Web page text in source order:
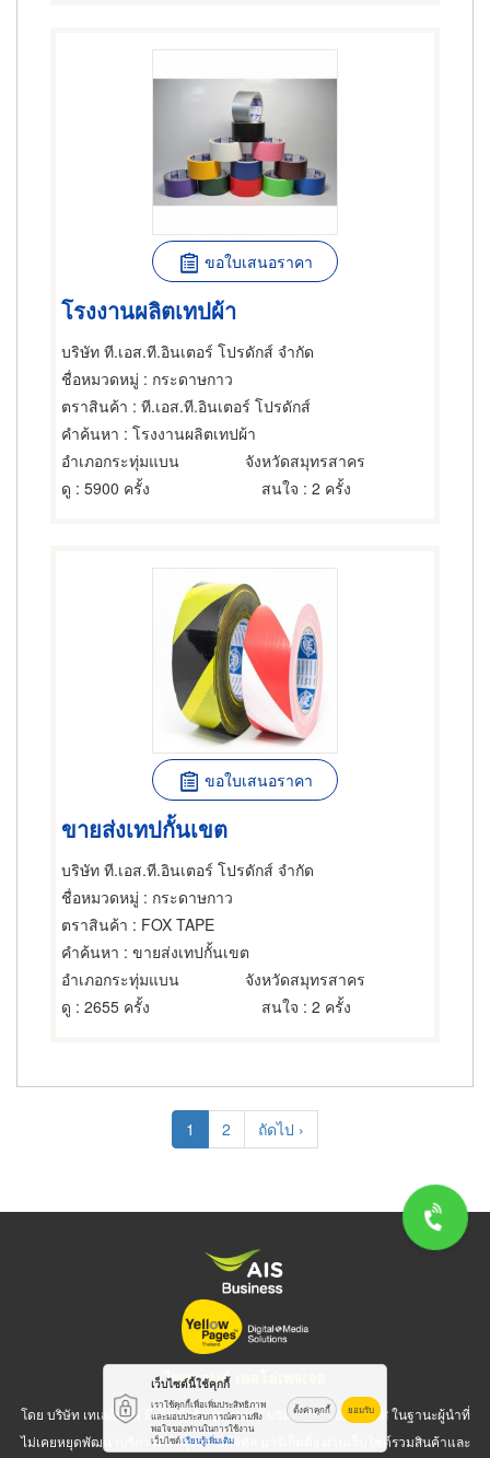
ขอใบเสนอราคา
โรงงานผลิตเทปผ้า
บริษัท ที.เอส.ที.อินเตอร์ โปรดักส์ จำกัด
ชื่อหมวดหมู่ : กระดาษกาว
ตราสินค้า : ที.เอส.ที.อินเตอร์ โปรดักส์
คำค้นหา : โรงงานผลิตเทปผ้า
อำเภอกระทุ่มแบน
จังหวัดสมุทรสาคร
ดู : 5900 ครั้ง สนใจ : 2 ครั้ง
ขอใบเสนอราคา
ขายส่งเทปกั้นเขต
บริษัท ที.เอส.ที.อินเตอร์ โปรดักส์ จำกัด
ชื่อหมวดหมู่ : กระดาษกาว
ตราสินค้า : FOX TAPE
คำค้นหา : ขายส่งเทปกั้นเขต
อำเภอกระทุ่มแบน
จังหวัดสมุทรสาคร
ดู : 2655 ครั้ง สนใจ : 2 ครั้ง
Current
page
1 Page
2
Next
page
ถัดไป ›
ไทยแลนด์ เยลโล่เพจเจส
โดย บริษัท เทเลอินโฟ มีเดีย จำกัด (มหาชน) บริษัทในเครือเอไอเอส ในฐานะผู้นำที่
ไม่เคยหยุดพัฒนาบริการที่ดีที่สุดด้านดิจิทัล มาร์เก็ตติ้ง ผ่านเว็บไซต์รวมสินค้าและ
เว็บไซต์นี้ใช้คุกกี้
เราใช้คุกกี้เพื่อเพิ่มประสิทธิภาพ
และมอบประสบการณ์ความพึง
พอใจของท่านในการใช้งาน
เว็บไซต์เรียนรู้เพิ่มเติม
ตั้งค่าคุกกี้ ยอมรับ